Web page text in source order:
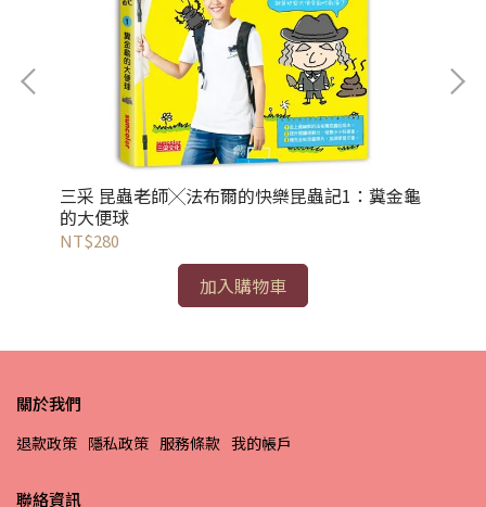
三采 昆蟲老師╳法布爾的快樂昆蟲記1：糞金龜
的大便球
NT$280
加入購物車
關於我們
退款政策 隱私政策 服務條款 我的帳戶
聯絡資訊